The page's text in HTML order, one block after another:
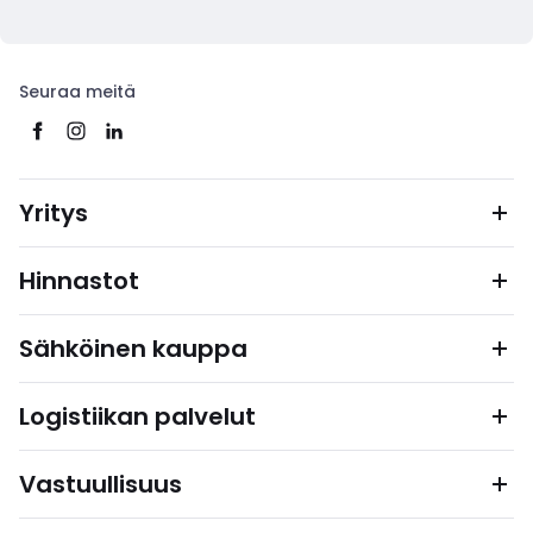
Seuraa meitä
Yritys
Hinnastot
Sähköinen kauppa
Logistiikan palvelut
Vastuullisuus